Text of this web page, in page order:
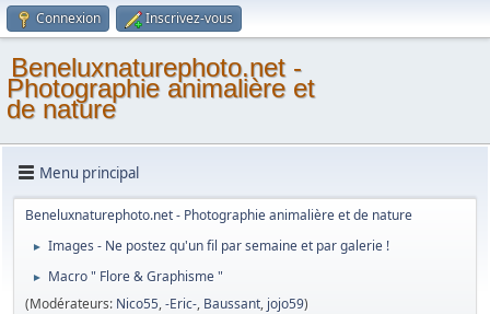
Connexion Inscrivez-vous
Beneluxnaturephoto.net -
Photographie animalière et
de nature
Menu principal
Beneluxnaturephoto.net - Photographie animalière et de nature
► Images - Ne postez qu'un fil par semaine et par galerie !
►
Macro " Flore & Graphisme "
(Modérateurs: Nico55,-Eric-, Baussant, jojo59)